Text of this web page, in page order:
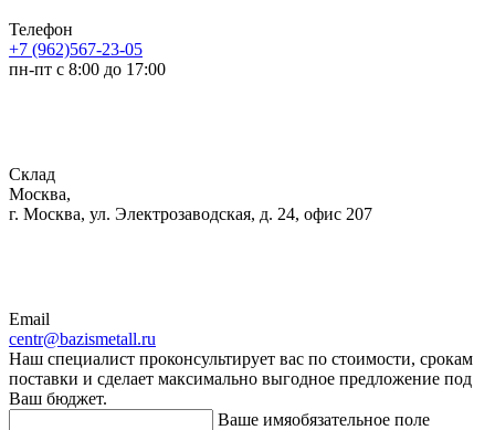
Телефон
+7 (962)567-23-05
пн-пт с 8:00 до 17:00
Склад
Москва,
г. Москва, ул. Электрозаводская, д. 24, офис 207
Email
centr@bazismetall.ru
Наш специалист проконсультирует вас по стоимости, срокам
поставки и сделает максимально выгодное предложение под
Ваш бюджет.
Ваше имяобязательное поле